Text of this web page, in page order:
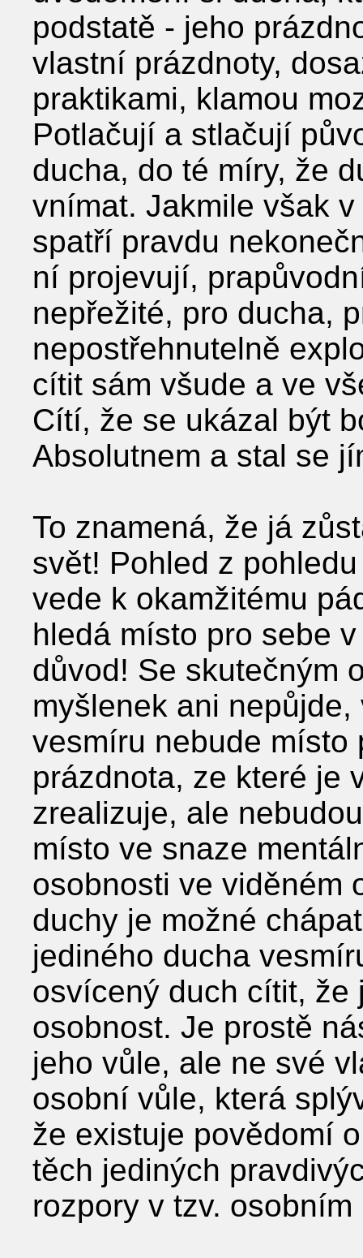
podstatě - jeho
vlastní prázdnoty,
praktikami, klamou
Potlačují a stlačují
ducha, do té míry, že
vnímat. Jakmile však
spatří pravdu
ní projevují,
nepřežité, pro ducha,
nepostřehnutelně
cítit sám všude a ve
Cítí, že se ukázal být
Absolutnem a stal se
To znamená, že já
svět! Pohled z
vede k okamžitému
hledá místo pro sebe
důvod! Se skutečným
myšlenek ani
vesmíru nebude místo
prázdnota, ze které je
zrealizuje, ale
místo ve snaze
osobnosti ve viděném
duchy je možné
jediného ducha
osvícený duch cítit, že
osobnost. Je prostě
jeho vůle, ale ne své
osobní vůle, která
že existuje povědomí
těch jediných
rozpory v tzv. osobním